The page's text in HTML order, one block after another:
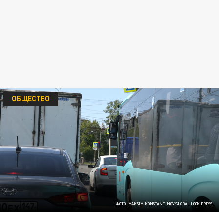
ФОТО: MAKSIM KONSTANTINOV/GLOBAL LOOK PRESS
ОБЩЕСТВО